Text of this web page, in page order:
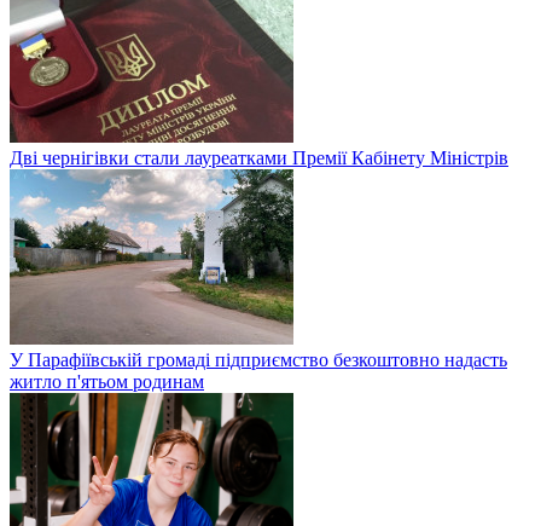
Дві чернігівки стали лауреатками Премії Кабінету Міністрів
У Парафіївській громаді підприємство безкоштовно надасть
житло п'ятьом родинам